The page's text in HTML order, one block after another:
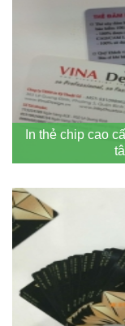
In thẻ chip cao